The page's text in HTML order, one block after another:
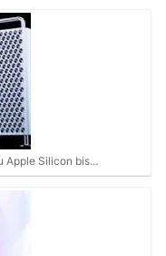
Apple Silicon bis…